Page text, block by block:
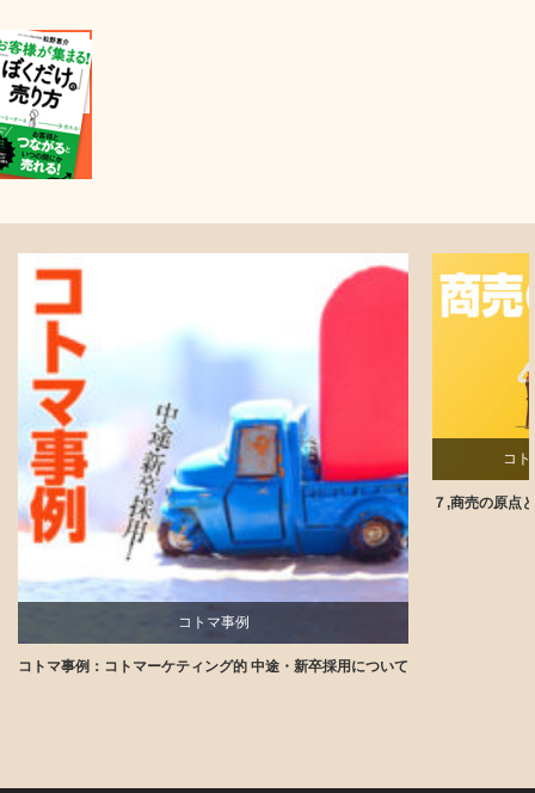
コトマ事例
講師ブログ
コトマ事例：コトマーケティング的 中途・新卒採用について
コ
７,商売の原点